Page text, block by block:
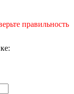
правильность